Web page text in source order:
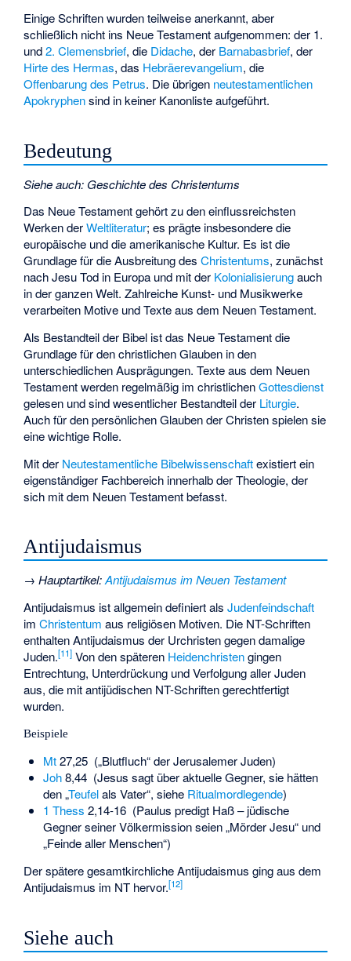
Einige Schriften wurden teilweise anerkannt, aber
schließlich nicht ins Neue Testament aufgenommen: der 1.
und2. Clemensbrief, die Didache, der Barnabasbrief, der
Hirte des Hermas, das Hebräerevangelium, die
Offenbarung des Petrus. Die übrigen neutestamentlichen
Apokryphensind in keiner Kanonliste aufgeführt.
Bedeutung
Siehe auch: Geschichte des Christentums
Das Neue Testament gehört zu den einflussreichsten
Werken derWeltliteratur; es prägte insbesondere die
europäische und die amerikanische Kultur. Es ist die
Grundlage für die Ausbreitung desChristentums, zunächst
nach Jesu Tod in Europa und mit der Kolonialisierungauch
in der ganzen Welt. Zahlreiche Kunst- und Musikwerke
verarbeiten Motive und Texte aus dem Neuen Testament.
Als Bestandteil der Bibel ist das Neue Testament die
Grundlage für den christlichen Glauben in den
unterschiedlichen Ausprägungen. Texte aus dem Neuen
Testament werden regelmäßig im christlichenGottesdienst
gelesen und sind wesentlicher Bestandteil der Liturgie.
Auch für den persönlichen Glauben der Christen spielen sie
eine wichtige Rolle.
Mit der Neutestamentliche Bibelwissenschaftexistiert ein
eigenständiger Fachbereich innerhalb der Theologie, der
sich mit dem Neuen Testament befasst.
Antijudaismus
→Hauptartikel:Antijudaismus im Neuen Testament
Antijudaismus ist allgemein definiert alsJudenfeindschaft
imChristentum aus religiösen Motiven. Die NT-Schriften
enthalten Antijudaismus der Urchristen gegen damalige
Juden.[11] Von den späteren Heidenchristengingen
Entrechtung, Unterdrückung und Verfolgung aller Juden
aus, die mit antijüdischen NT-Schriften gerechtfertigt
wurden.
Beispiele
Mt27,25 („Blutfluch“ der Jerusalemer Juden)
Joh8,44 (Jesus sagt über aktuelle Gegner, sie hätten
den „Teufelals Vater“, siehe Ritualmordlegende)
1 Thess 2,14-16 (Paulus predigt Haß – jüdische
Gegner seiner Völkermission seien „Mörder Jesu“ und
„Feinde aller Menschen“)
Der spätere gesamtkirchliche Antijudaismus ging aus dem
Antijudaismus im NT hervor.[12]
Siehe auch